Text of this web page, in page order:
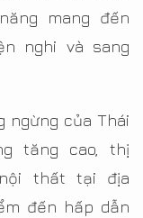
mang đến
nghi và sang
ngừng của Thái
tăng cao, thị
thất tại địa
đến hấp dẫn